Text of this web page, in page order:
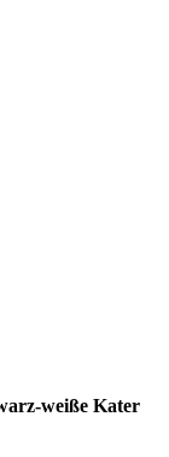
weiße Kater